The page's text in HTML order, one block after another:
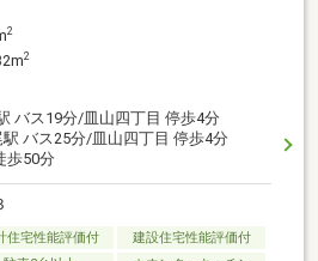
2
2
バス19分/皿山四丁目 停歩4分
バス25分/皿山四丁目 停歩4分
歩50分
住宅性能評価付
建設住宅性能評価付